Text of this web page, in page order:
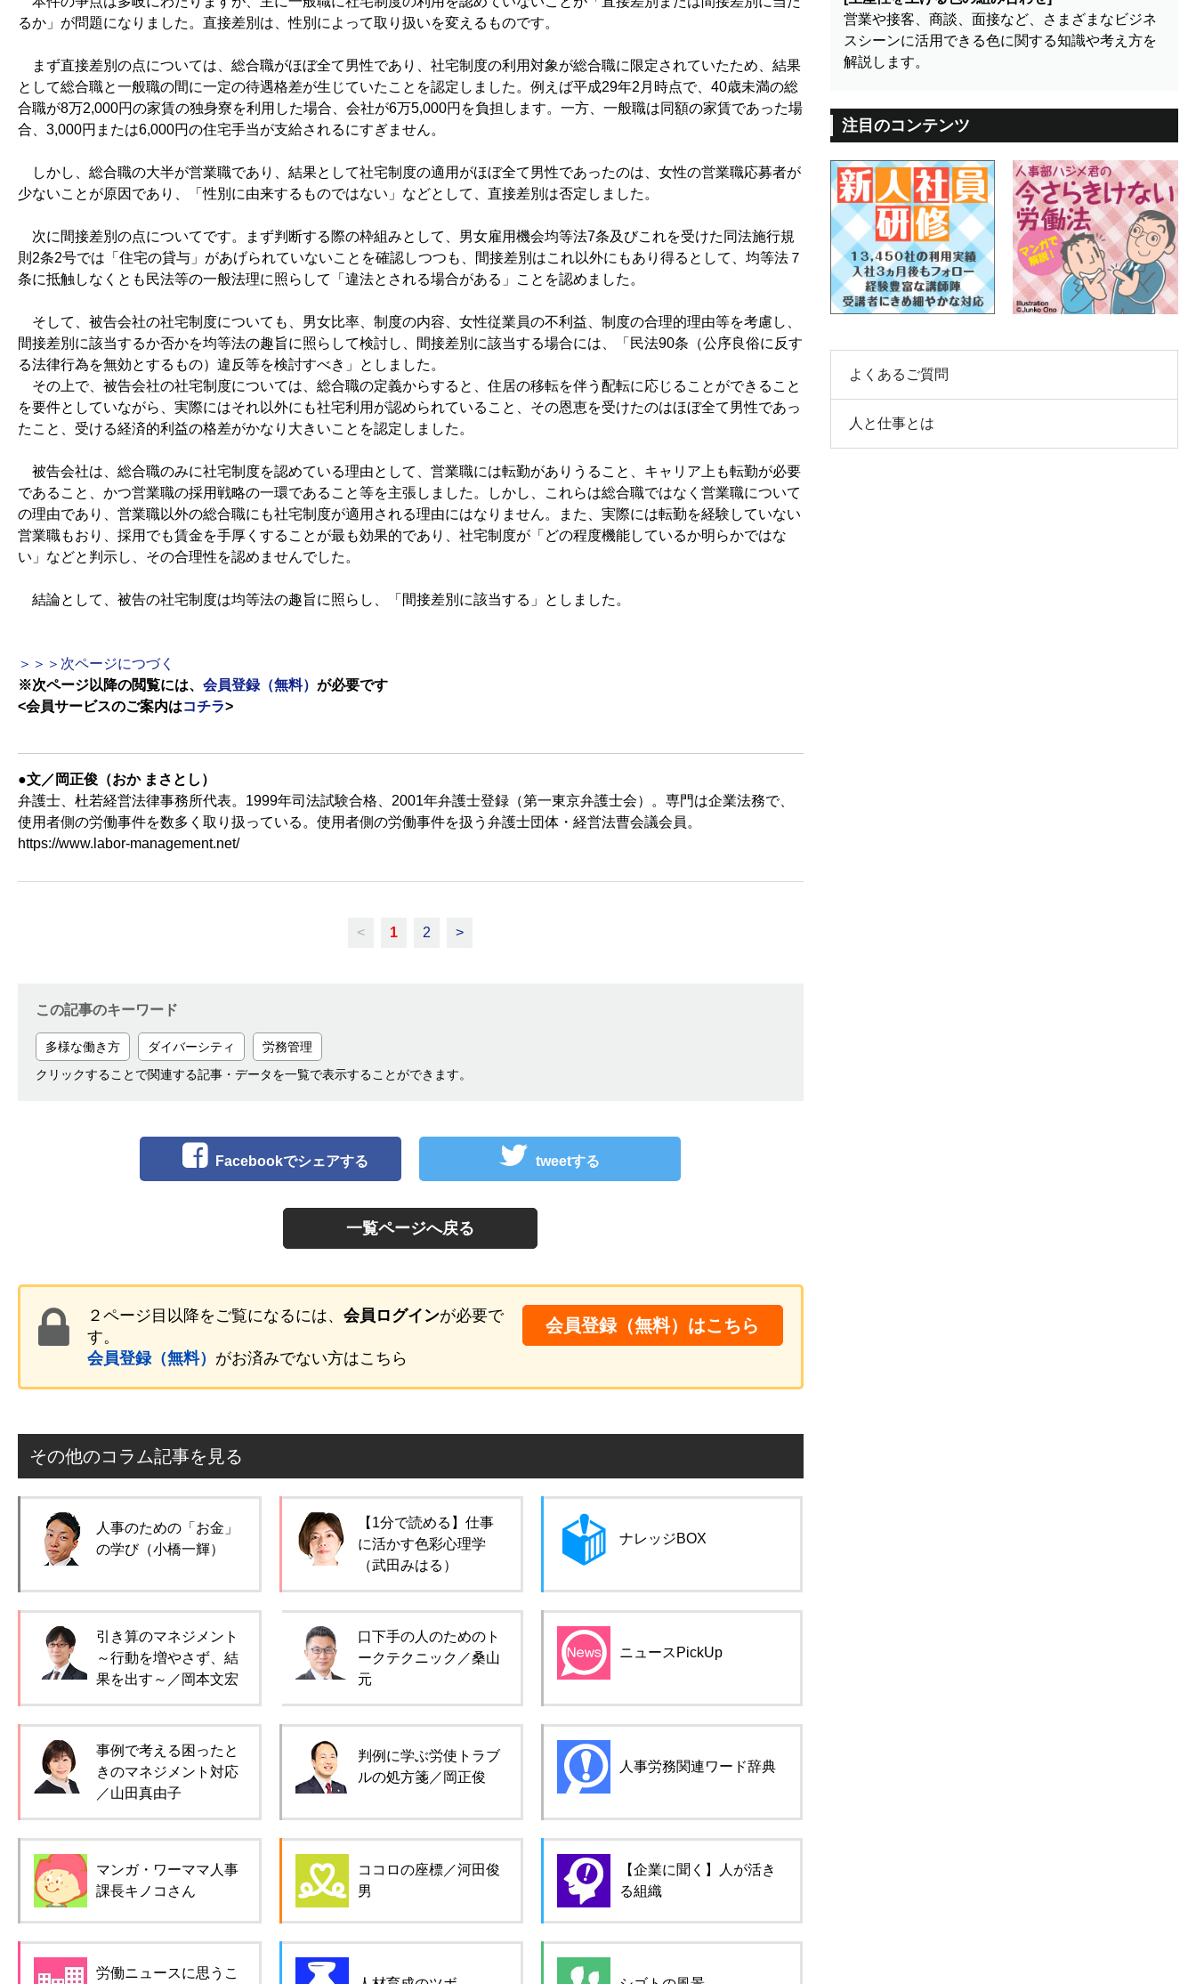
るか」が問題になりました。直接差別は、性別によって取り扱いを変えるものです。
まず直接差別の点については、総合職がほぼ全て男性であり、社宅制度の利用対象が総合職に限定されていたため、結果
として総合職と一般職の間に一定の待遇格差が生じていたことを認定しました。例えば平成29年2月時点で、40歳未満の総
合職が8万2,000円の家賃の独身寮を利用した場合、会社が6万5,000円を負担します。一方、一般職は同額の家賃であった場
合、3,000円または6,000円の住宅手当が支給されるにすぎません。
しかし、総合職の大半が営業職であり、結果として社宅制度の適用がほぼ全て男性であったのは、女性の営業職応募者が
少ないことが原因であり、「性別に由来するものではない」などとして、直接差別は否定しました。
次に間接差別の点についてです。まず判断する際の枠組みとして、男女雇用機会均等法7条及びこれを受けた同法施行規
則2条2号では「住宅の貸与」があげられていないことを確認しつつも、間接差別はこれ以外にもあり得るとして、均等法７
条に抵触しなくとも民法等の一般法理に照らして「違法とされる場合がある」ことを認めました。
そして、被告会社の社宅制度についても、男女比率、制度の内容、女性従業員の不利益、制度の合理的理由等を考慮し、
間接差別に該当するか否かを均等法の趣旨に照らして検討し、間接差別に該当する場合には、「民法90条（公序良俗に反す
る法律行為を無効とするもの）違反等を検討すべき」としました。
その上で、被告会社の社宅制度については、総合職の定義からすると、住居の移転を伴う配転に応じることができること
を要件としていながら、実際にはそれ以外にも社宅利用が認められていること、その恩恵を受けたのはほぼ全て男性であっ
たこと、受ける経済的利益の格差がかなり大きいことを認定しました。
被告会社は、総合職のみに社宅制度を認めている理由として、営業職には転勤がありうること、キャリア上も転勤が必要
であること、かつ営業職の採用戦略の一環であること等を主張しました。しかし、これらは総合職ではなく営業職について
の理由であり、営業職以外の総合職にも社宅制度が適用される理由にはなりません。また、実際には転勤を経験していない
営業職もおり、採用でも賃金を手厚くすることが最も効果的であり、社宅制度が「どの程度機能しているか明らかではな
い」などと判示し、その合理性を認めませんでした。
結論として、被告の社宅制度は均等法の趣旨に照らし、「間接差別に該当する」としました。
＞＞＞次ページにつづく
※次ページ以降の閲覧には、 会員登録（無料） が必要です
<会員サービスのご案内はコチラ>
●文／岡正俊（おか まさとし）
弁護士、杜若経営法律事務所代表。1999年司法試験合格、2001年弁護士登録（第一東京弁護士会）。専門は企業法務で、
使用者側の労働事件を数多く取り扱っている。使用者側の労働事件を扱う弁護士団体・経営法曹会議会員。
https://www.labor-management.net/
< 1 2 >
この記事のキーワード
多様な働き方 ダイバーシティ
労務管理
クリックすることで関連する記事・データを一覧で表示することができます。
Facebookでシェアする tweetする
一覧ページへ戻る
２ページ目以降をご覧になるには、 会員ログインが必要で
す。
会員登録（無料） がお済みでない方はこちら
会員登録（無料）はこちら
その他のコラム記事を見る
人事のための「お金」
の学び（小橋一輝）
【1分で読める】仕事
に活かす色彩心理学
（武田みはる）
ナレッジBOX
引き算のマネジメント
～行動を増やさず、結
果を出す～／岡本文宏
口下手の人のためのト
ークテクニック／桑山
元
ニュースPickUp
事例で考える困ったと
きのマネジメント対応
／山田真由子
判例に学ぶ労使トラブ
ルの処方箋／岡正俊
人事労務関連ワード辞典
マンガ・ワーママ人事
課長キノコさん
ココロの座標／河田俊
男
【企業に聞く】人が活き
る組織
労働ニュースに思うこ
営業や接客、商談、面接など、さまざまなビジネ
スシーンに活用できる色に関する知識や考え方を
解説します。
注目のコンテンツ
よくあるご質問
人と仕事とは